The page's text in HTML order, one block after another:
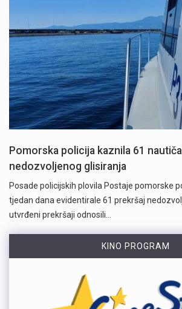
Pomorska policija kaznila 61
nedozvoljenog glisiranja
Posade policijskih plovila Postaje pomorske
tjedan dana evidentirale 61 prekršaj
utvrđeni prekršaji odnosili…
KINO PROGRAM